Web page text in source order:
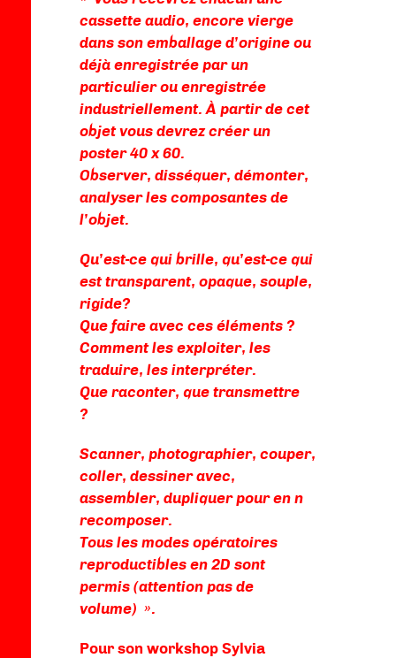
cassette audio, encore vierge
dans son emballage d’origine ou
déjà enregistrée par un
particulier ou enregistrée
industriellement. À partir de cet
objet vous devrez créer un
poster 40 x 60.
Observer, disséquer, démonter,
analyser les composantes de
l’objet.
Qu’est-ce qui brille, qu’est-ce qui
est transparent, opaque, souple,
rigide?
Que faire avec ces éléments ?
Comment les exploiter, les
traduire, les interpréter.
Que raconter, que transmettre
?
Scanner, photographier, couper,
coller, dessiner avec,
assembler, dupliquer pour en n
recomposer.
Tous les modes opératoires
reproductibles en 2D sont
permis (attention pas de
volume) ».
Pour son workshop Sylvia